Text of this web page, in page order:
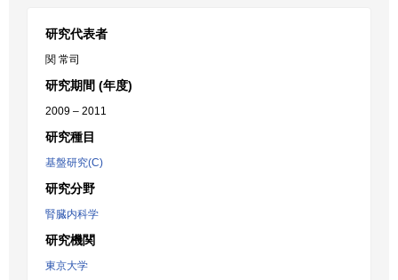
研究代表者
関 常司
研究期間 (年度)
2009 – 2011
研究種目
基盤研究(C)
研究分野
腎臓内科学
研究機関
東京大学